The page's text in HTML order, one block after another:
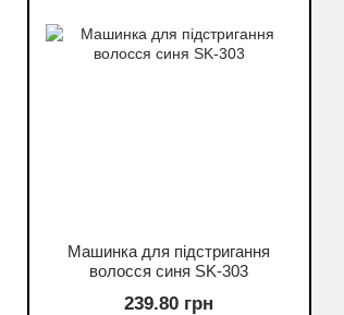
Машинка для підстригання
волосся синя SK-303
239.80 грн